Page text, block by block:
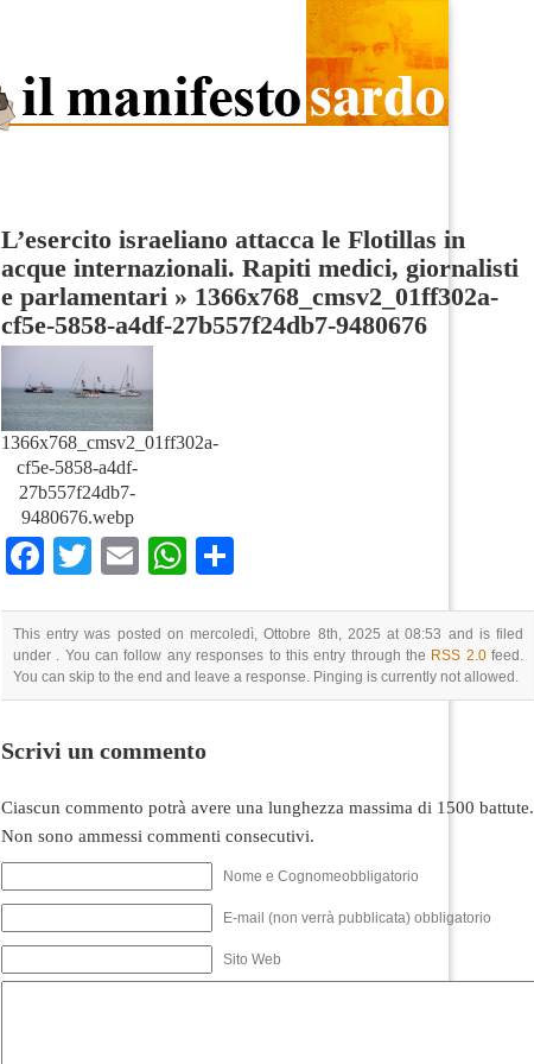
L’esercito israeliano attacca le Flotillas in
acque internazionali. Rapiti medici, giornalisti
e parlamentari » 1366x768_cmsv2_01ff302a-
cf5e-5858-a4df-27b557f24db7-9480676
1366x768_cmsv2_01ff302a-
cf5e-5858-a4df-
27b557f24db7-
9480676.webp
Facebook
TwitterEmailWhatsApp
This entry was posted on mercoledì, Ottobre 8th, 2025 at 08:53 and is filed
under . You can follow any responses to this entry through the RSS 2.0feed.
You can skip to the end and leave a response. Pinging is currently not allowed.
Scrivi un commento
Ciascun commento potrà avere una lunghezza massima di 1500 battute.
Non sono ammessi commenti consecutivi.
Nome e Cognomeobbligatorio
E-mail (non verrà pubblicata) obbligatorio
Sito Web